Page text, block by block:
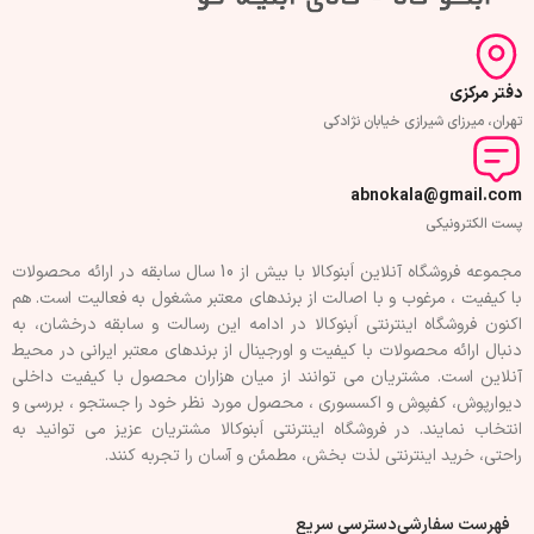
دفتر مرکزی
تهران، میرزای شیرازی خیابان نژادکی
abnokala@gmail.com
پست الکترونیکی
مجموعه فروشگاه آنلاین اَبنوکالا با بیش از 10 سال سابقه در ارائه محصولات
با کيفيت ، مرغوب و با اصالت از برندهای معتبر مشغول به فعاليت است. هم
اکنون فروشگاه اینترنتی اَبنوکالا در ادامه اين رسالت و سابقه درخشان، به
دنبال ارائه محصولات با کيفيت و اورجينال از برندهای معتبر ايرانی در محيط
آنلاين است. مشتريان می توانند از ميان هزاران محصول با کيفيت داخلی
دیوارپوش، کفپوش و اکسسوری ، محصول مورد نظر خود را جستجو ، بررسی و
انتخاب نمايند. در فروشگاه اینترنتی اَبنوکالا مشتريان عزیز می توانيد به
راحتی، خرید اینترنتی لذت بخش، مطمئن و آسان را تجربه کنند.
فهرست سفارشیدسترسی سریع